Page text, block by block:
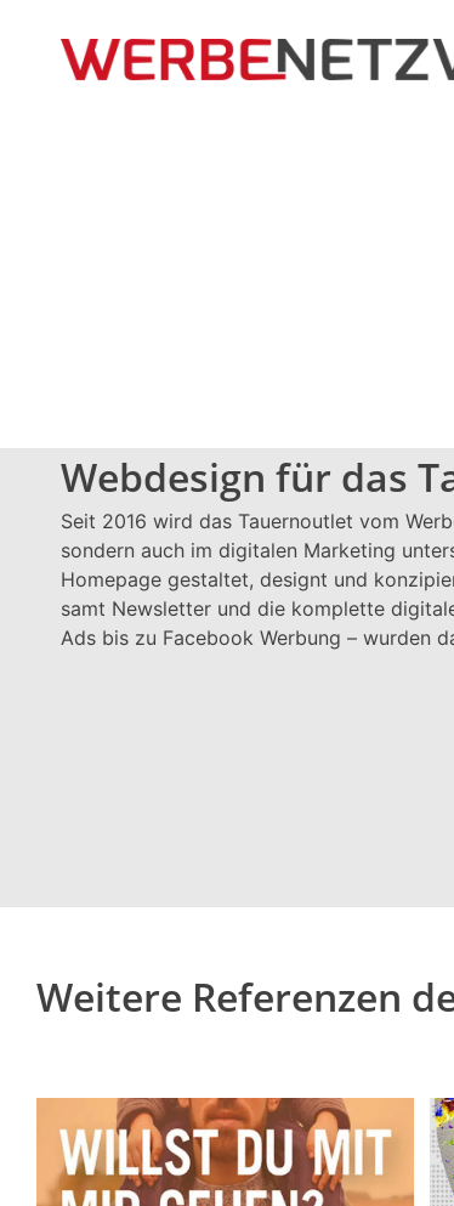
springen
Webdesign für das
Seit 2016 wird das Tauernoutlet vom
sondern auch im digitalen Marketing
Homepage gestaltet, designt und
samt Newsletter und die komplette
Ads bis zu Facebook Werbung – wurden
Weitere Referenzen
SMBS – University of